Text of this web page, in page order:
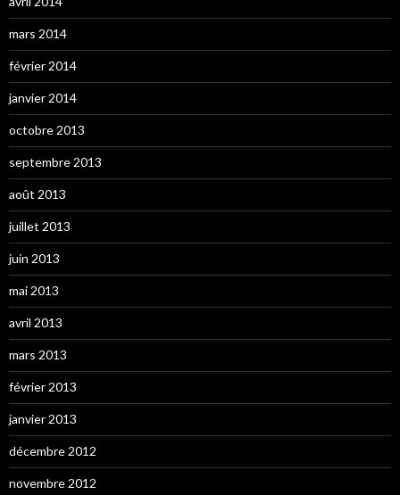
mars 2014
février 2014
janvier 2014
octobre 2013
septembre 2013
août 2013
juillet 2013
juin 2013
mai 2013
avril 2013
mars 2013
février 2013
janvier 2013
décembre 2012
novembre 2012